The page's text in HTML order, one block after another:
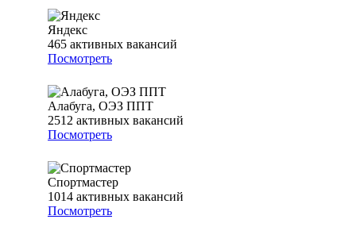
Яндекс
465 активных вакансий
Посмотреть
Алабуга, ОЭЗ ППТ
2512 активных вакансий
Посмотреть
Спортмастер
1014 активных вакансий
Посмотреть